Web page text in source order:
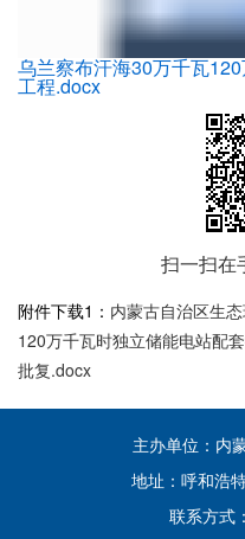
乌兰察布汗海30万千瓦
工程.docx
扫一扫在
附件下载1： 内蒙古自治区生
120万千瓦时独立储能电站配
批复.docx
主办单位：内
地址：呼和浩
联系方式